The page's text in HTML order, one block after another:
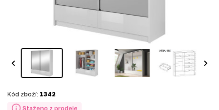
Staženo z prodeje
Kód zboží: 1342